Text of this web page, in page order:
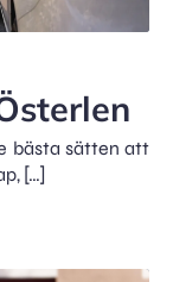
bästa sätten att
[…]